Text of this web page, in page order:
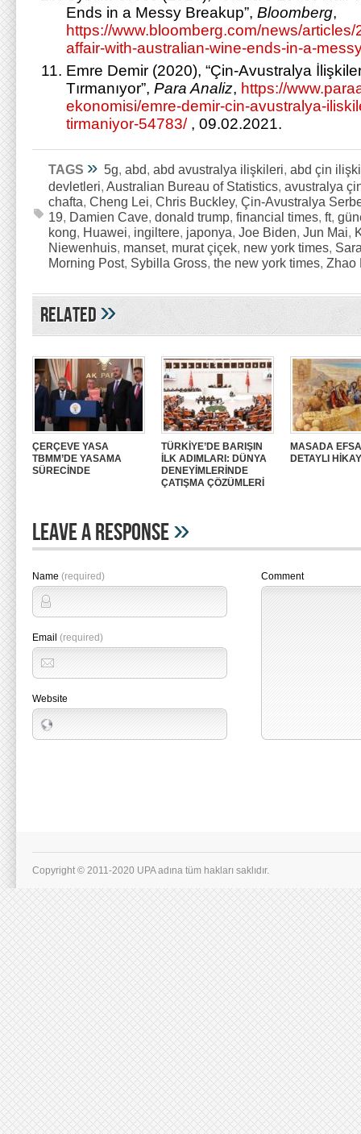
Ends in a Messy Breakup”, Bloomberg,
https://www.bloomberg.com/news/
affair-with-australian-wine-ends-in-a-
Emre Demir (2020), “Çin-Avustralya
Tırmanıyor”, Para Analiz, https://
ekonomisi/emre-demir-cin-avustralya-
tirmaniyor-54783/, 09.02.2021.
TAGS » 5g, abd, abd avustralya ilişkileri, abd çin
devletleri, Australian Bureau of Statistics, avustralya
chafta, Cheng Lei, Chris Buckley, Çin-Avustralya
19, Damien Cave, donald trump, financial times, ft,
kong, Huawei, ingiltere, japonya, Joe Biden, Jun Mai,
Niewenhuis, manset, murat çiçek, new york times,
Morning Post, Sybilla Gross, the new york times, Zhao
Related»
ÇERÇEVE YASA
TBMM’DE YASAMA
SÜRECİNDE
TÜRKİYE’DE BARIŞIN
İLK ADIMLARI: DÜNYA
DENEYİMLERİNDE
ÇATIŞMA ÇÖZÜMLERİ
MASADA
DETAYLI
Leave A Response»
Name (required)
Email (required)
Website
Comment
Copyright © 2011-2020 UPA adına tüm hakları saklıdır.